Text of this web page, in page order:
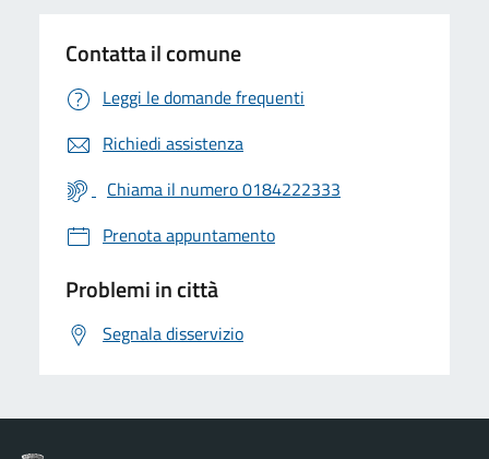
Contatta il comune
Leggi le domande frequenti
Richiedi assistenza
Chiama il numero 0184222333
Prenota appuntamento
Problemi in città
Segnala disservizio